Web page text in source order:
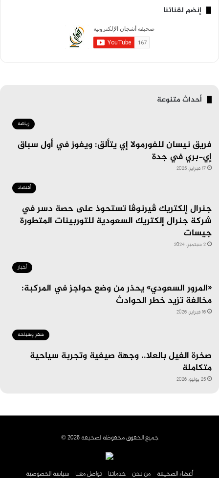
إنضم لقناتنا
أحداث متنوعة
رياضة
فريق نيسان للفورمولا إي يتألق: ويفوز في أول سباق
إي-بري في جدة
17 فبراير، 2025
أقتصاد
جنرال إلكتريك ڤيرنوڤا تستحوذ على حصة دسر في
شركة جنرال إلكتريك السعودية للتوربينات المتطورة
جيسات
2 سبتمبر، 2024
أخبار
«المرور السعودي» يحذر من وضع حواجز في المركبة:
مخالفة تزيد خطر الحوادث
16 فبراير، 2026
سفر وسياحة
صخرة الفيل بالعلا.. وجهة صيفية وتجربة سياحية
متكاملة
25 يوليو، 2026
جميع الحقوق محفوظة لصحيفة 2026 ©
أعضاء الصحيفة من نحن خدماتنا تواصل معنا سياسة الخصوصية